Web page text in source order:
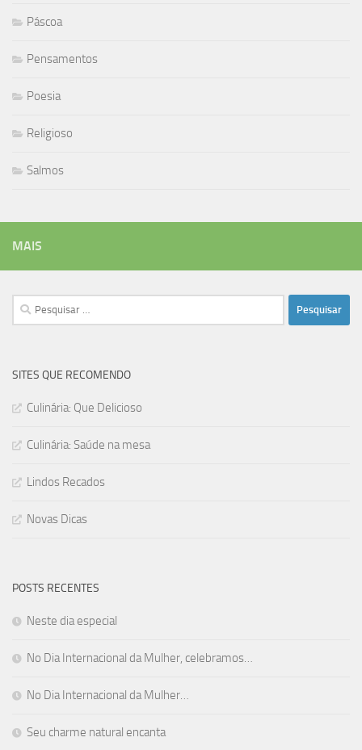
Páscoa
Pensamentos
Poesia
Religioso
Salmos
MAIS
Pesquisar
por:
SITES QUE RECOMENDO
Culinária: Que Delicioso
Culinária: Saúde na mesa
Lindos Recados
Novas Dicas
POSTS RECENTES
Neste dia especial
No Dia Internacional da Mulher, celebramos…
No Dia Internacional da Mulher…
Seu charme natural encanta